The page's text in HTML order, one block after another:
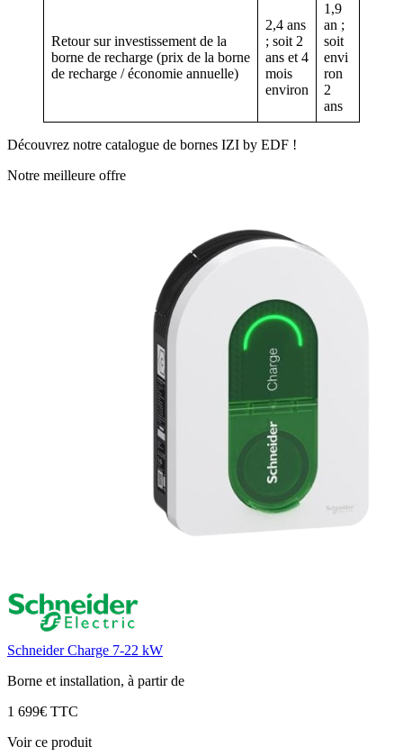
Retour sur investissement de la
borne de recharge (prix de la borne
de recharge / économie annuelle)
2,4 ans
; soit 2
ans et 4
mois
environ
1,9
an ;
soit
envi
ron
2
ans
Découvrez notre catalogue de bornes IZI by EDF !
Notre meilleure offre
Schneider Charge 7-22 kW
Borne et installation, à partir de
1 699€ TTC
Voir ce produit